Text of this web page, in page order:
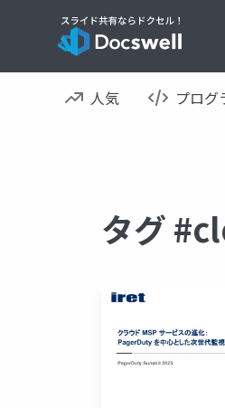
人気 プログ
タグ